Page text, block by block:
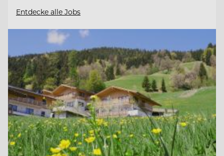
Entdecke alle Jobs